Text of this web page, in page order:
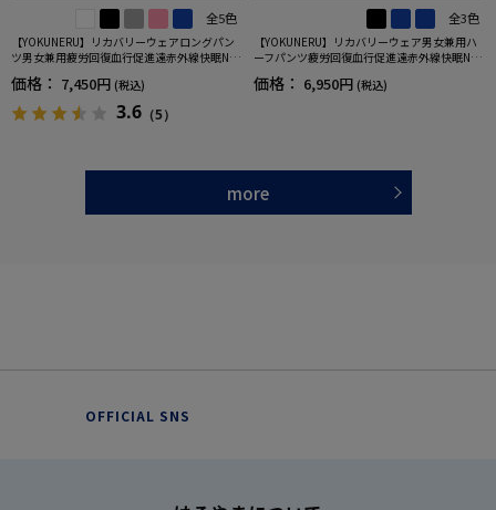
全5色
【YOKUNERU】リカバリーウェアロングパン
ツ男女兼用疲労回復血行促進遠赤外線快眠NA
NOMIX(R)【一般医療機器】SS～LLサイズ
価格： 7,450円 (税込)
3.6 （5）
全3色
【YOKUNERU】リカバリーウェア男女兼用ハ
ーフパンツ疲労回復血行促進遠赤外線快眠NA
NOMIX(R)【一般医療機器】SS～LLサイズ
価格： 6,950円 (税込)
more
OFFICIAL SNS